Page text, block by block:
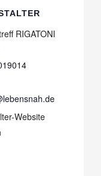
RIGATONI
Website